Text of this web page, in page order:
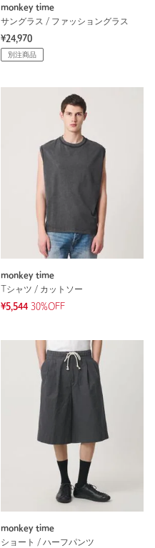
monkey time
サングラス / ファッショングラス
¥24,970
別注商品
monkey time
Tシャツ / カットソー
¥5,544 30%OFF
monkey time
ショート / ハーフパンツ